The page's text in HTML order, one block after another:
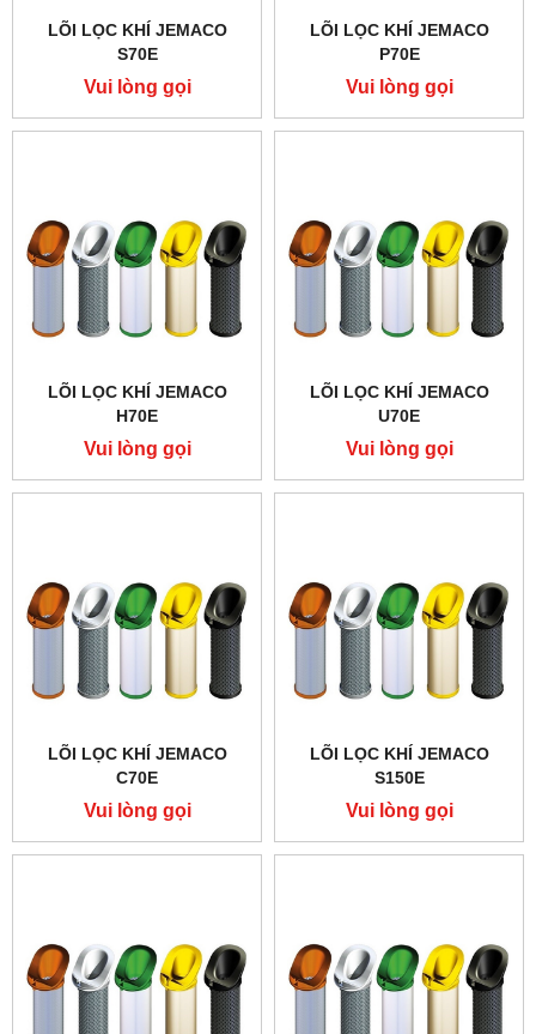
LÕI LỌC KHÍ JEMACO
S70E
Vui lòng gọi
LÕI LỌC KHÍ JEMACO
P70E
Vui lòng gọi
LÕI LỌC KHÍ JEMACO
H70E
Vui lòng gọi
LÕI LỌC KHÍ JEMACO
U70E
Vui lòng gọi
LÕI LỌC KHÍ JEMACO
C70E
Vui lòng gọi
LÕI LỌC KHÍ JEMACO
S150E
Vui lòng gọi